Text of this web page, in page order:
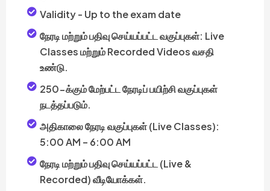
Validity - Up to the exam date
நேரடி மற்றும் பதிவு செய்யப்பட்ட வகுப்புகள்: Live
Classes மற்றும் Recorded Videos வசதி
உண்டு.
250-க்கும் மேற்பட்ட நேரடிப் பயிற்சி வகுப்புகள்
நடத்தப்படும்.
அதிகாலை நேரடி வகுப்புகள் (Live Classes):
5:00 AM – 6:00 AM
நேரடி மற்றும் பதிவு செய்யப்பட்ட (Live &
Recorded) வீடியோக்கள்.